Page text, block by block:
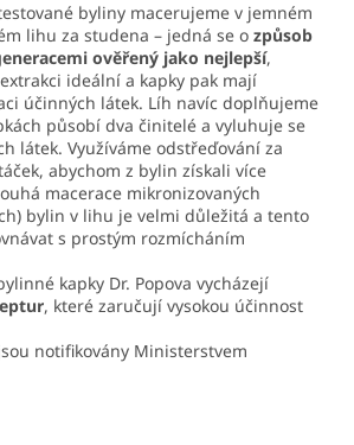
byliny macerujeme v jemném
lihu za studena – jedná se o způsob
ověřený jako nejlepší,
ideální a kapky pak mají
účinných látek. Líh navíc doplňujeme
působí dva činitelé a vyluhuje se
látek. Využíváme odstřeďování za
abychom z bylin získali více
macerace mikronizovaných
bylin v lihu je velmi důležitá a tento
s prostým rozmícháním
kapky Dr. Popova vycházejí
, které zaručují vysokou účinnost
notifikovány Ministerstvem